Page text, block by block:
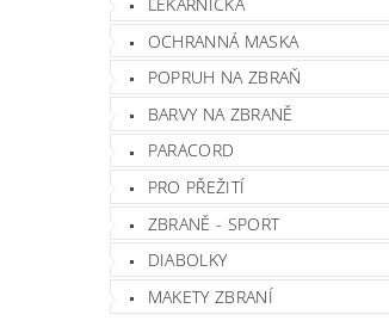
OCHRANNÁ MASKA
POPRUH NA ZBRAŇ
BARVY NA ZBRANĚ
PARACORD
PRO PŘEŽITÍ
ZBRANĚ - SPORT
DIABOLKY
MAKETY ZBRANÍ